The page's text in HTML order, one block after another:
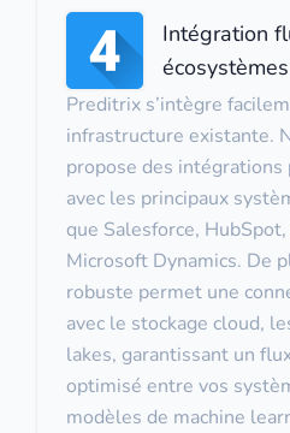
Intégration
Preditrix s’intègre
infrastructure existante.
propose des intégrations
avec les principaux
que Salesforce,
Microsoft Dynamics. De
robuste permet une
avec le stockage cloud,
lakes, garantissant un
optimisé entre vos
modèles de machine